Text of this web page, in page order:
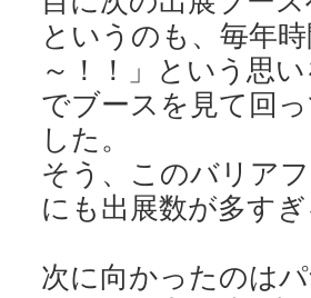
というのも、毎年
～！！」という思
でブースを見て回
した。
そう、このバリア
にも出展数が多す
次に向かったのは